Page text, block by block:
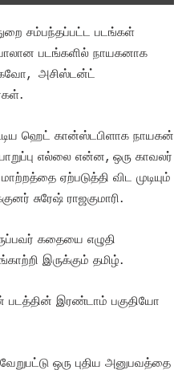
சம்பந்தப்பட்ட படங்கள்
படங்களில் நாயகனாக
அசிஸ்டன்ட்
ஹெட் கான்ஸ்டபிளாக நாயகன்
எல்லை என்ன, ஒரு காவலர்
ஏற்படுத்தி விட முடியும்
சுரேஷ் ராஜகுமாரி.
கதையை எழுதி
இருக்கும் தமிழ்.
இரண்டாம் பகுதியோ
ஒரு புதிய அனுபவத்தை